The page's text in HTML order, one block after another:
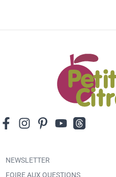
NEWSLETTER
FOIRE AUX QUESTIONS